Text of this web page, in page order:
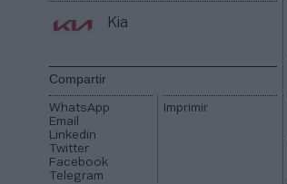
Kia
Compartir
WhatsApp
Email
Linkedin
Twitter
Facebook
Telegram
Imprimir